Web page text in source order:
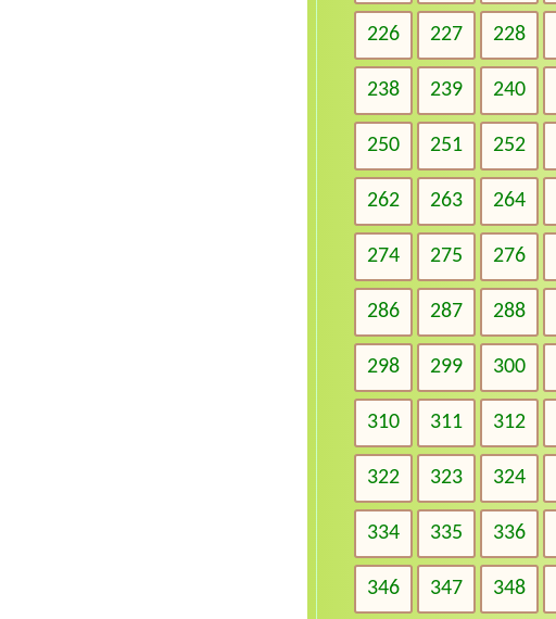
226 227 228
238 239 240
250 251 252
262 263 264
274 275 276
286 287 288
298 299 300
310 311 312
322 323 324
334 335 336
346 347 348